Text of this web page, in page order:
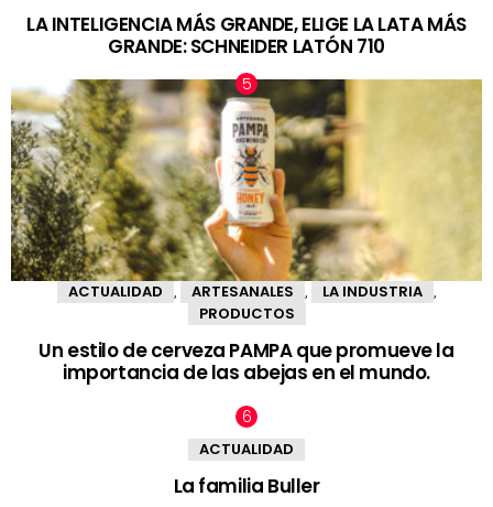
LA INTELIGENCIA MÁS GRANDE, ELIGE LA LATA MÁS
GRANDE: SCHNEIDER LATÓN 710
ACTUALIDAD ARTESANALES LA INDUSTRIA
PRODUCTOS
Un estilo de cerveza PAMPA que promueve la
importancia de las abejas en el mundo.
ACTUALIDAD
La familia Buller